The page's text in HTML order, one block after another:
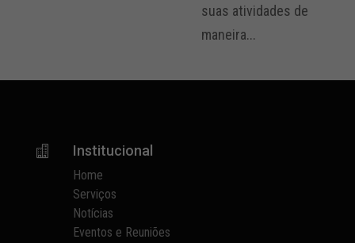
suas atividades de
maneira...
 Institucional
Home
Serviços
Notícias
Eventos e Reuniões